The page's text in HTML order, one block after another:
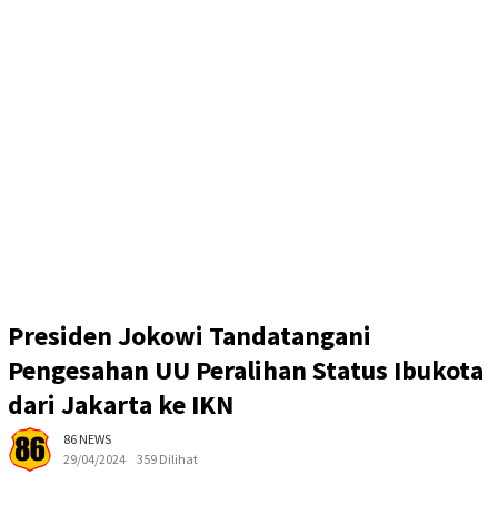
Presiden Jokowi Tandatangani
Pengesahan UU Peralihan Status Ibukota
dari Jakarta ke IKN
86 NEWS
29/04/2024
359 Dilihat